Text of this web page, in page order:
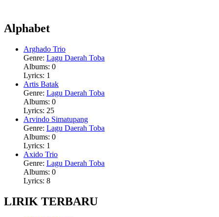
Alphabet
Arghado Trio
Genre: Lagu Daerah Toba
Albums: 0
Lyrics: 1
Artis Batak
Genre: Lagu Daerah Toba
Albums: 0
Lyrics: 25
Arvindo Simatupang
Genre: Lagu Daerah Toba
Albums: 0
Lyrics: 1
Axido Trio
Genre: Lagu Daerah Toba
Albums: 0
Lyrics: 8
LIRIK TERBARU